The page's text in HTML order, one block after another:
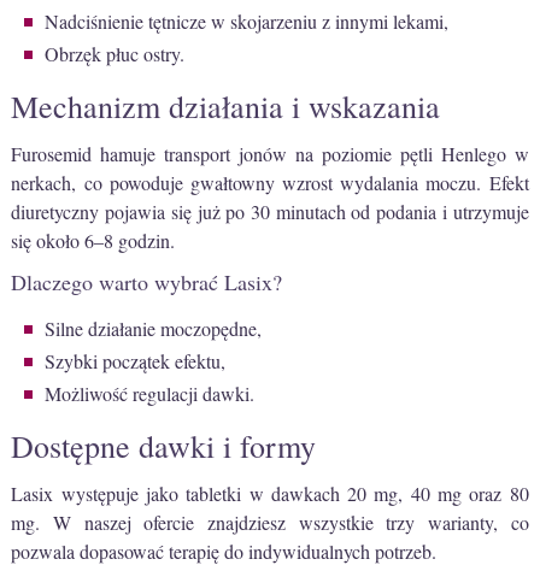
Nadciśnienie tętnicze w skojarzeniu z innymi lekami,
Obrzęk płuc ostry.
Mechanizm działania i wskazania
Furosemid hamuje transport jonów na poziomie pętli Henlego w
nerkach, co powoduje gwałtowny wzrost wydalania moczu. Efekt
diuretyczny pojawia się już po 30 minutach od podania i utrzymuje
się około 6–8 godzin.
Dlaczego warto wybrać Lasix?
Silne działanie moczopędne,
Szybki początek efektu,
Możliwość regulacji dawki.
Dostępne dawki i formy
Lasix występuje jako tabletki w dawkach 20 mg, 40 mg oraz 80
mg. W naszej ofercie znajdziesz wszystkie trzy warianty, co
pozwala dopasować terapię do indywidualnych potrzeb.